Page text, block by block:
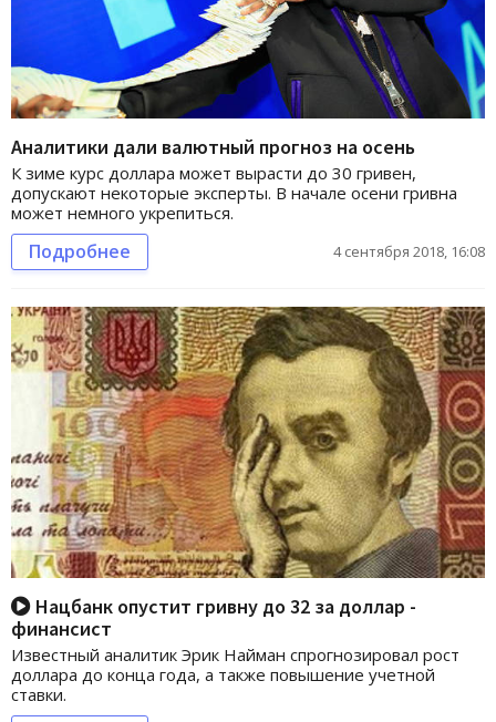
Аналитики дали валютный прогноз на осень
К зиме курс доллара может вырасти до 30 гривен,
допускают некоторые эксперты. В начале осени гривна
может немного укрепиться.
Подробнее 4 сентября 2018, 16:08
Нацбанк опустит гривну до 32 за доллар -
финансист
Известный аналитик Эрик Найман спрогнозировал рост
доллара до конца года, а также повышение учетной
ставки.